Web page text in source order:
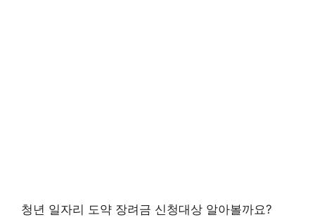
청년 일자리 도약 장려금 신청대상 알아볼까요?